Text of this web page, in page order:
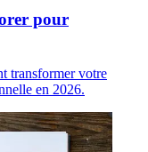
pour
transformer votre
en 2026.